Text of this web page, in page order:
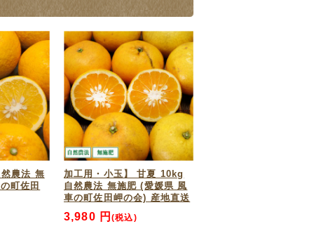
よく甘く、とっても満足していま
知り合いから直接購入するしかなか
農法 無
町佐田
加工用・小玉】 甘夏 10kg
自然農法 無施肥 (愛媛県 風
車の町佐田岬の会) 産地直送
3,980 円(税込)